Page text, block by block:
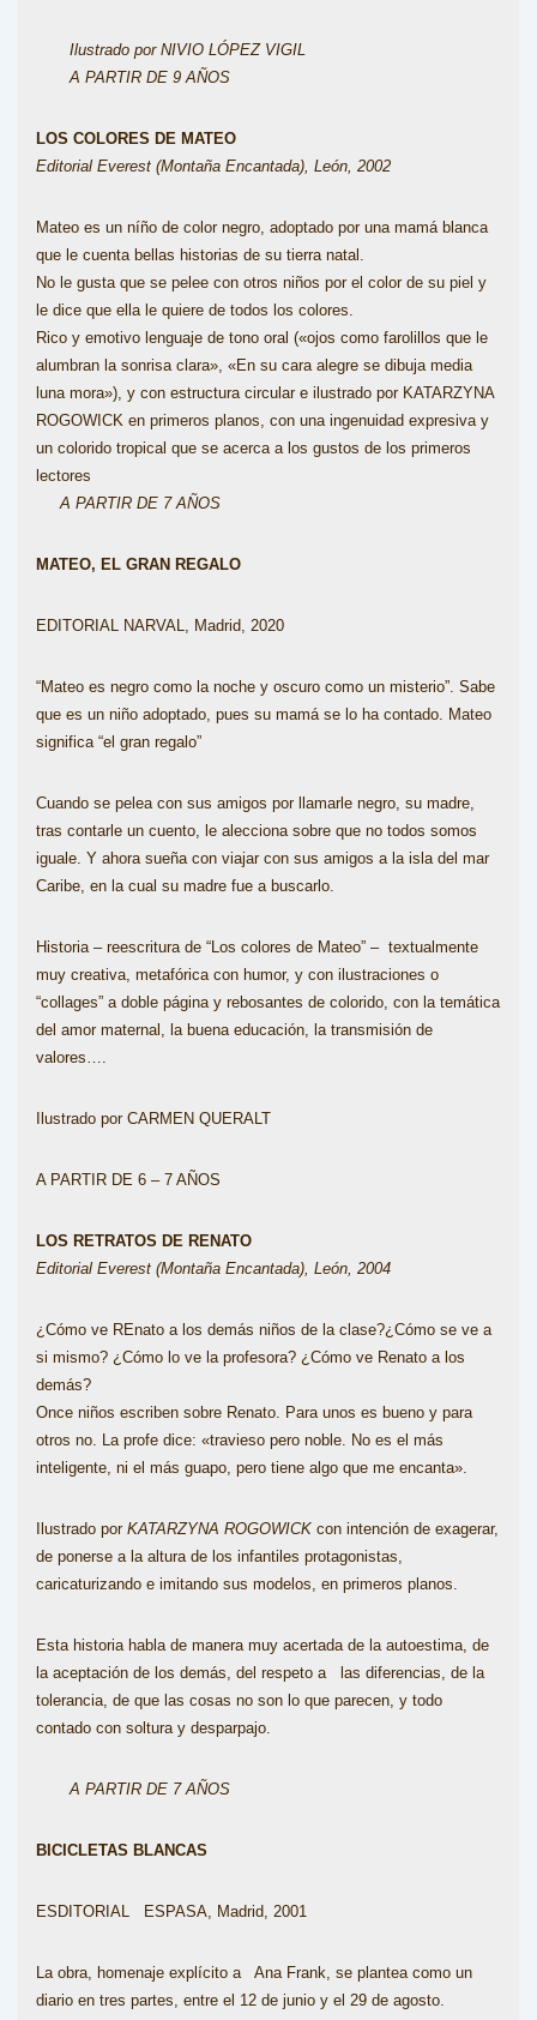
Ilustrado por NIVIO LÓPEZ VIGIL
A PARTIR DE 9 AÑOS
LOS COLORES DE MATEO
Editorial Everest (Montaña Encantada), León, 2002
Mateo es un níño de color negro, adoptado por una mamá blanca
que le cuenta bellas historias de su tierra natal.
No le gusta que se pelee con otros niños por el color de su piel y
le dice que ella le quiere de todos los colores.
Rico y emotivo lenguaje de tono oral («ojos como farolillos que le
alumbran la sonrisa clara», «En su cara alegre se dibuja media
luna mora»), y con estructura circular e ilustrado por KATARZYNA
ROGOWICK en primeros planos, con una ingenuidad expresiva y
un colorido tropical que se acerca a los gustos de los primeros
lectores
A PARTIR DE 7 AÑOS
MATEO, EL GRAN REGALO
EDITORIAL NARVAL, Madrid, 2020
“Mateo es negro como la noche y oscuro como un misterio”. Sabe
que es un niño adoptado, pues su mamá se lo ha contado. Mateo
significa “el gran regalo”
Cuando se pelea con sus amigos por llamarle negro, su madre,
tras contarle un cuento, le alecciona sobre que no todos somos
iguale. Y ahora sueña con viajar con sus amigos a la isla del mar
Caribe, en la cual su madre fue a buscarlo.
Historia – reescritura de “Los colores de Mateo” – textualmente
muy creativa, metafórica con humor, y con ilustraciones o
“collages” a doble página y rebosantes de colorido, con la temática
del amor maternal, la buena educación, la transmisión de
valores….
Ilustrado por CARMEN QUERALT
A PARTIR DE 6 – 7 AÑOS
LOS RETRATOS DE RENATO
Editorial Everest (Montaña Encantada), León, 2004
¿Cómo ve REnato a los demás niños de la clase?¿Cómo se ve a
si mismo? ¿Cómo lo ve la profesora? ¿Cómo ve Renato a los
demás?
Once niños escriben sobre Renato. Para unos es bueno y para
otros no. La profe dice: «travieso pero noble. No es el más
inteligente, ni el más guapo, pero tiene algo que me encanta».
Ilustrado por KATARZYNA ROGOWICK con intención de exagerar,
de ponerse a la altura de los infantiles protagonistas,
caricaturizando e imitando sus modelos, en primeros planos.
Esta historia habla de manera muy acertada de la autoestima, de
la aceptación de los demás, del respeto a las diferencias, de la
tolerancia, de que las cosas no son lo que parecen, y todo
contado con soltura y desparpajo.
A PARTIR DE 7 AÑOS
BICICLETAS BLANCAS
ESDITORIAL ESPASA, Madrid, 2001
La obra, homenaje explícito a Ana Frank, se plantea como un
diario en tres partes, entre el 12 de junio y el 29 de agosto.